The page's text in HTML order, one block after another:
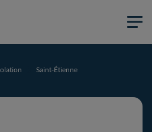
Saint-Étienne